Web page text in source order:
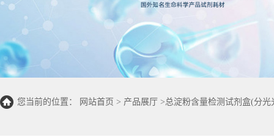
您当前的位置： 网站首页 > 产品展厅 >总淀粉含量检测试剂盒(分光